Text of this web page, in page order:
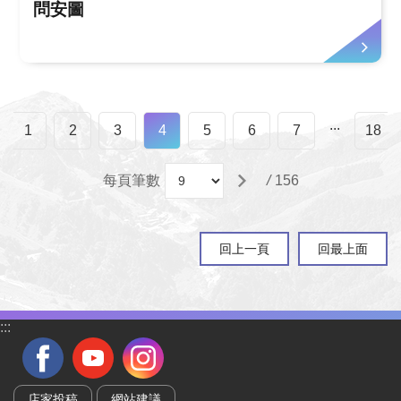
問安圖
1 2 3 4 5 6 7 ... 18
每頁筆數 / 156
回上一頁 回最上面
:::